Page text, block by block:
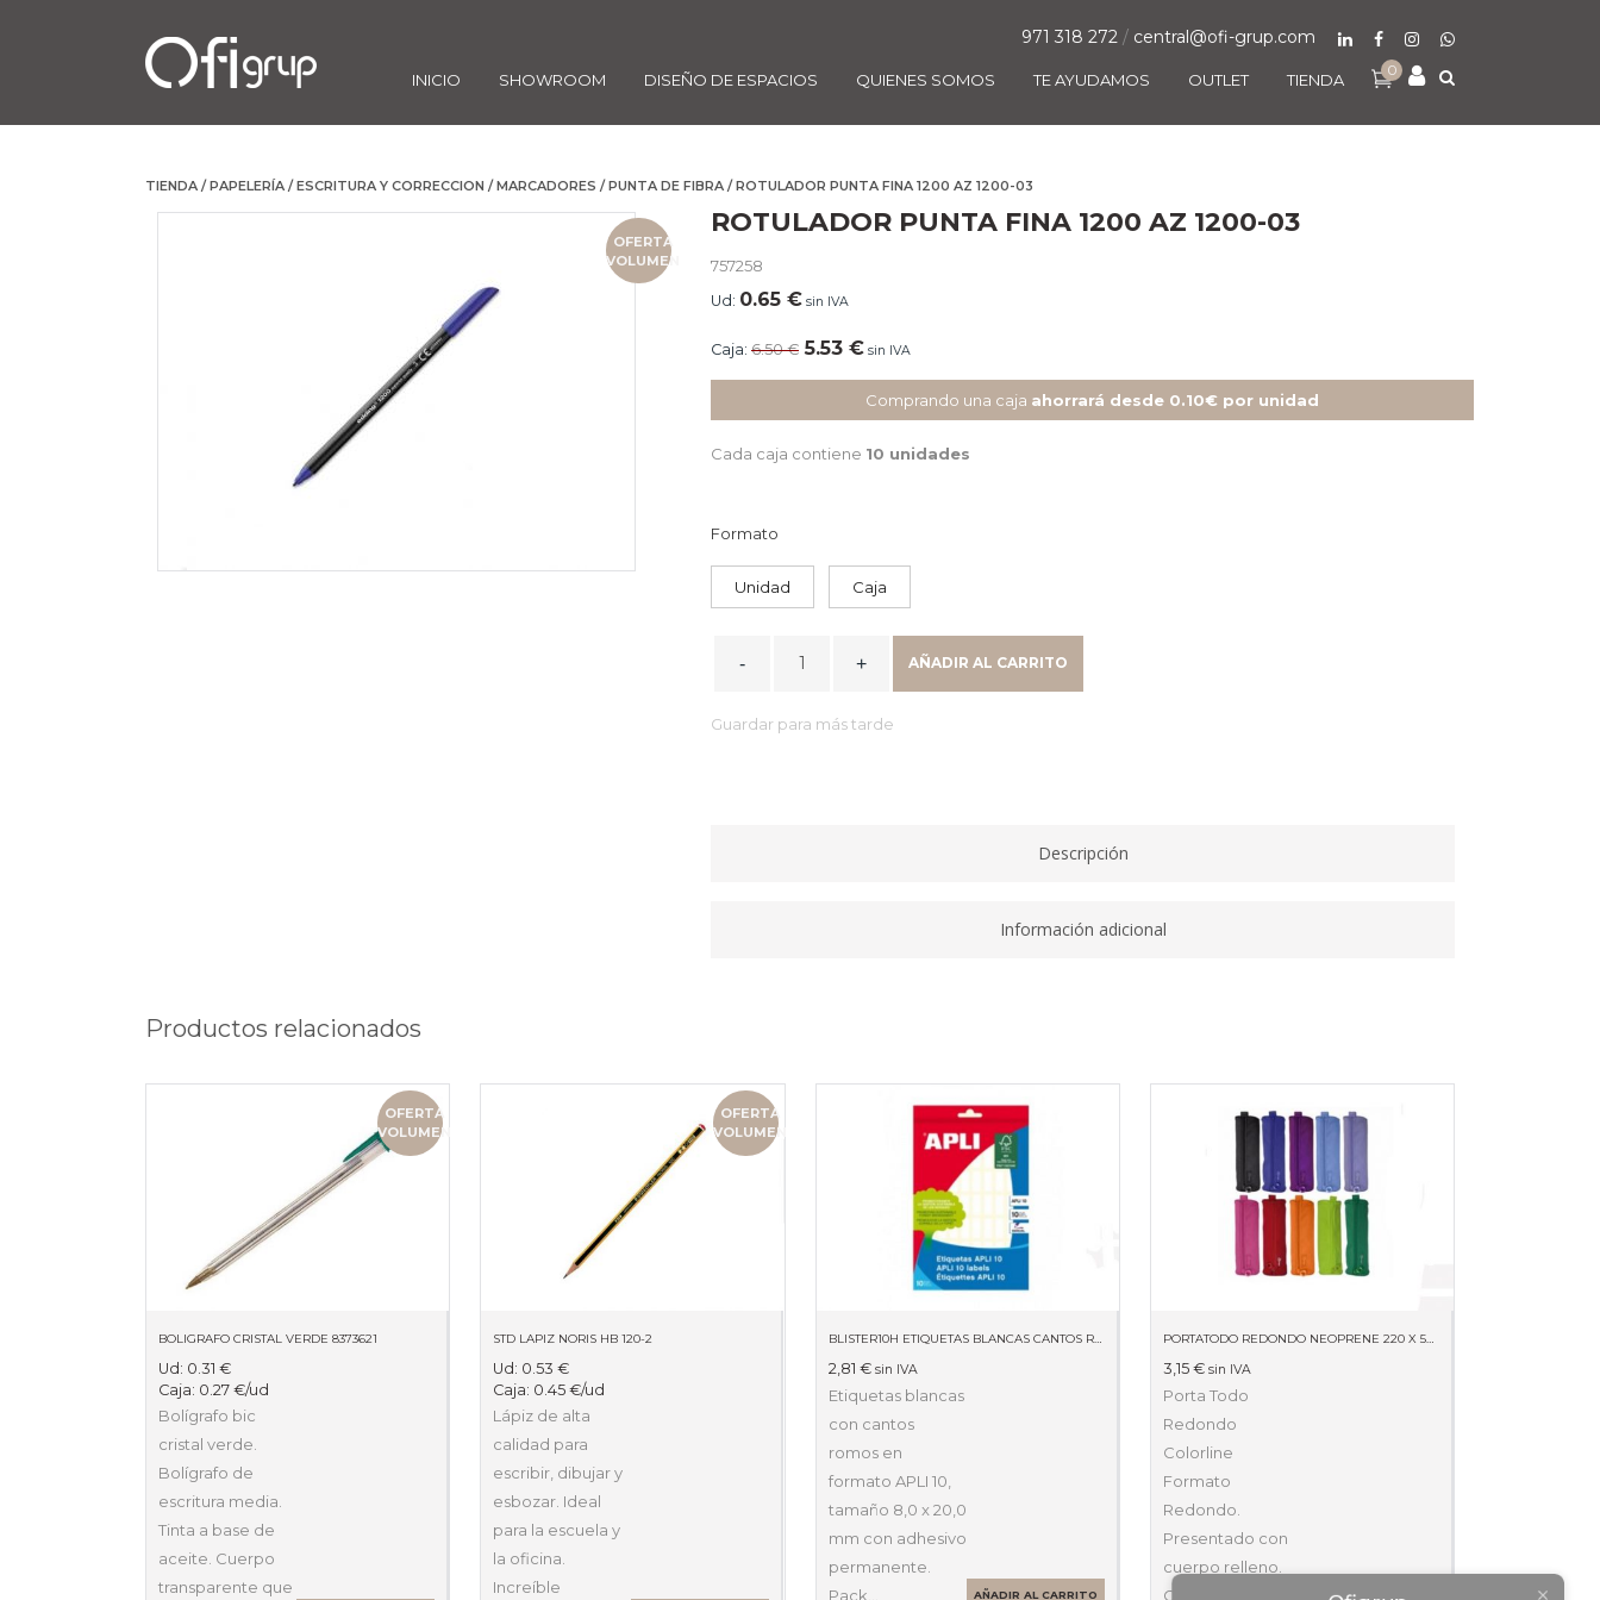
0
INICIO SHOWROOM DISEÑO DE ESPACIOS QUIENES SOMOS TE AYUDAMOS OUTLET TIENDA
971 318 272 / central@ofi-grup.com
TIENDA /PAPELERÍA /ESCRITURA Y CORRECCION /MARCADORES /PUNTA DE FIBRA / ROTULADOR PUNTA FINA 1200 AZ 1200-03
OFERTA
VOLUMEN
ROTULADOR PUNTA FINA 1200 AZ 1200-03
757258
Ud: 0.65 € sin IVA
Caja: 6.50€ 5.53 € sin IVA
Comprando una caja ahorrará desde 0.10€ por unidad
Cada caja contiene 10 unidades
Formato
Unidad Caja
1200
AÑADIR AL CARRITO
Guardar para más tarde
Descripción
Información adicional
Productos relacionados
OFERTA
VOLUMEN
BOLIGRAFO CRISTAL VERDE 8373621
Ud: 0.31 €
Caja: 0.27 €/ud
Bolígrafo bic
cristal verde.
Bolígrafo de
escritura media.
Tinta a base de
aceite. Cuerpo
transparente que
OFERTA
VOLUMEN
STD LAPIZ NORIS HB 120-2
Ud: 0.53€
Caja: 0.45€/ud
Lápiz de alta
calidad para
escribir, dibujar y
esbozar. Ideal
para la escuela y
la oficina.
Increíble
BLISTER10H ETIQUETAS BLANCAS CANTOS ROMOS 8 X 20MM 01633
2,81 € sin IVA
Etiquetas blancas
con cantos
romos en
formato APLI 10,
tamaño 8,0 x 20,0
mm con adhesivo
permanente.
Pack…
AÑADIR AL CARRITO
PORTATODO REDONDO NEOPRENE 220 X 50 X 50 59511
3,15 € sin IVA
Porta Todo
Redondo
Colorline
Formato
Redondo.
Presentado con
cuerpo relleno.
Cierre de
Ofigrup